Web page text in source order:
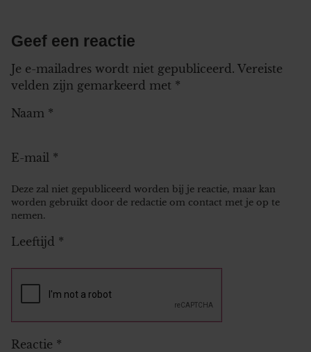
Geef een reactie
Je e-mailadres wordt niet gepubliceerd. Vereiste
velden zijn gemarkeerd met *
Naam *
E-mail *
Deze zal niet gepubliceerd worden bij je reactie, maar kan
worden gebruikt door de redactie om contact met je op te
nemen.
Leeftijd *
Reactie *